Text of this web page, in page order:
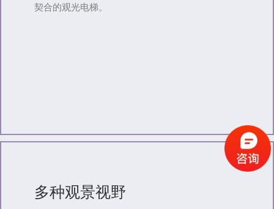
契合的观光电梯。
多种观景视野